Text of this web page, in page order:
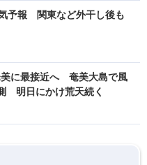
予報 関東など外干し後も
美に最接近へ 奄美大島で風
明日にかけ荒天続く